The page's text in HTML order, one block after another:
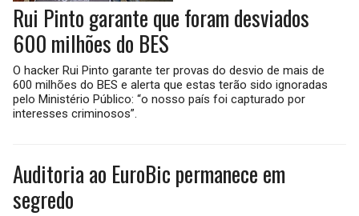
Rui Pinto garante que foram desviados
600 milhões do BES
O hacker Rui Pinto garante ter provas do desvio de mais de
600 milhões do BES e alerta que estas terão sido ignoradas
pelo Ministério Público: “o nosso país foi capturado por
interesses criminosos”.
Auditoria ao EuroBic permanece em
segredo